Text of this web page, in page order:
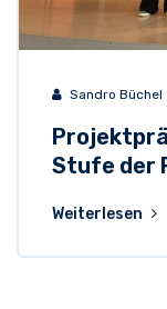
Sandro Büchel
Stufe der
Weiterlesen